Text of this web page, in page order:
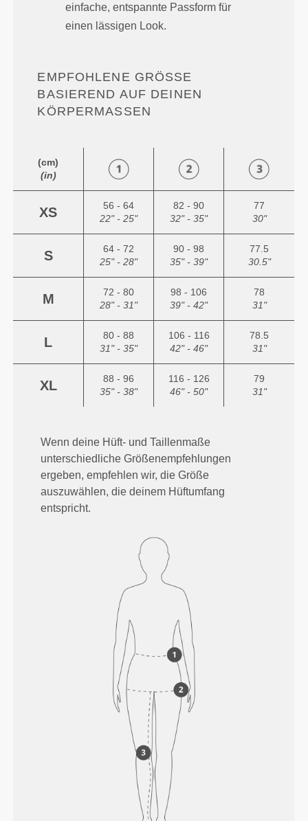
einfache, entspannte Passform für
einen lässigen Look.
EMPFOHLENE GRÖSSE B
ASIEREND AUF DEINEN K
ÖRPERMASSEN
(cm)
(in)
XS
56 - 64
22" - 25"
82 - 90
32" - 35"
77
30"
S
64 - 72
25" - 28"
90 - 98
35" - 39"
77.5
30.5"
M
72 - 80
28" - 31"
98 - 106
39" - 42"
78
31"
L
80 - 88
31" - 35"
106 - 116
42" - 46"
78.5
31"
XL
88 - 96
35" - 38"
116 - 126
46" - 50"
79
31"
Wenn deine Hüft- und Taillenmaße
unterschiedliche Größenempfehlungen
ergeben, empfehlen wir, die Größe
auszuwählen, die deinem Hüftumfang
entspricht.